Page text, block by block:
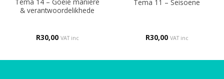
& verantwoordelikhede
R30,00 VAT inc
Tema 11 – Seisoene
R30,00 VAT inc